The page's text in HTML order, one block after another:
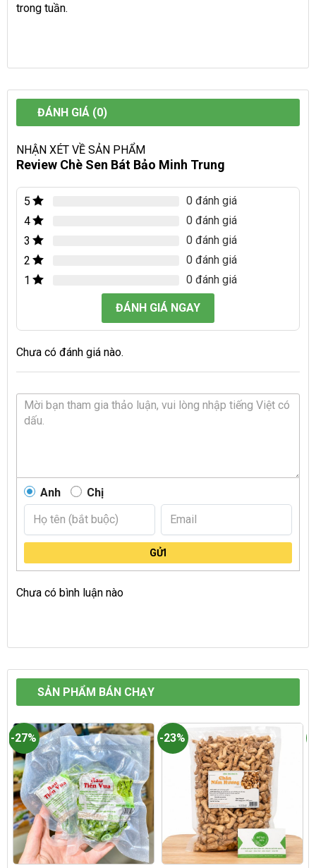
trong tuần.
ĐÁNH GIÁ (0)
NHẬN XÉT VỀ SẢN PHẨM
Review Chè Sen Bát Bảo Minh Trung
5
0 đánh giá
4
0 đánh giá
3
0 đánh giá
2
0 đánh giá
1
0 đánh giá
ĐÁNH GIÁ NGAY
Chưa có đánh giá nào.
Anh Chị
GỬI
Chưa có bình luận nào
SẢN PHẨM BÁN CHẠY
-27% -23%